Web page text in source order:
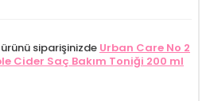
ürünü siparişinizde Urban Care No 2
Cider Saç Bakım Toniği 200 ml